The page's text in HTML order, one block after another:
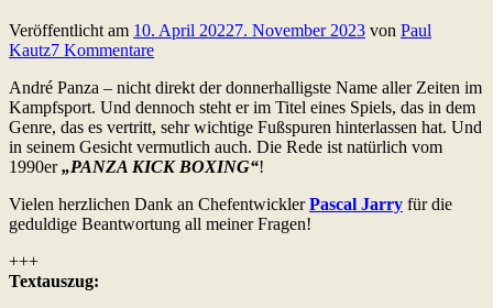
Veröffentlicht am 10. April 20227. November 2023 von Paul
Kautz7 Kommentare
André Panza – nicht direkt der donnerhalligste Name aller Zeiten im
Kampfsport. Und dennoch steht er im Titel eines Spiels, das in dem
Genre, das es vertritt, sehr wichtige Fußspuren hinterlassen hat. Und
in seinem Gesicht vermutlich auch. Die Rede ist natürlich vom
1990er„PANZA KICK BOXING“!
Vielen herzlichen Dank an ChefentwicklerPascal Jarry für die
geduldige Beantwortung all meiner Fragen!
+++
Textauszug: